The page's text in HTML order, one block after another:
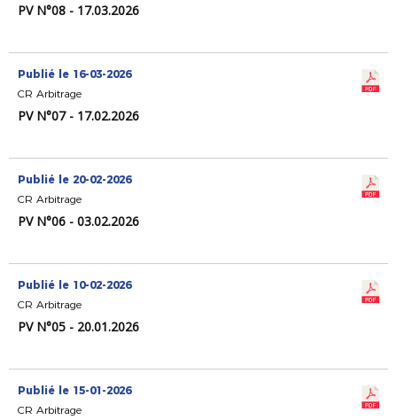
PV N°08 - 17.03.2026
Publié le 16-03-2026
CR Arbitrage
PV N°07 - 17.02.2026
Publié le 20-02-2026
CR Arbitrage
PV N°06 - 03.02.2026
Publié le 10-02-2026
CR Arbitrage
PV N°05 - 20.01.2026
Publié le 15-01-2026
CR Arbitrage